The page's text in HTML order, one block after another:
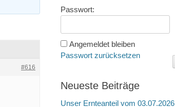
#616
Passwort:
Angemeldet bleiben
Passwort zurücksetzen
Neueste Beiträge
Unser Ernteanteil vom 03.07.2026